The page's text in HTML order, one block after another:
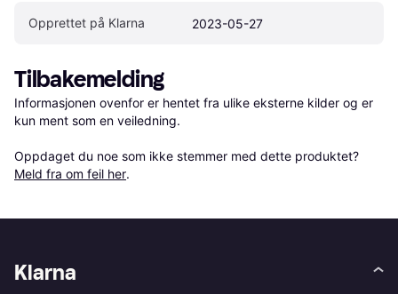
Opprettet på Klarna 2023-05-27
Tilbakemelding
Informasjonen ovenfor er hentet fra ulike eksterne kilder og er
kun ment som en veiledning.
Oppdaget du noe som ikke stemmer med dette produktet?
Meld fra om feil her.
Klarna